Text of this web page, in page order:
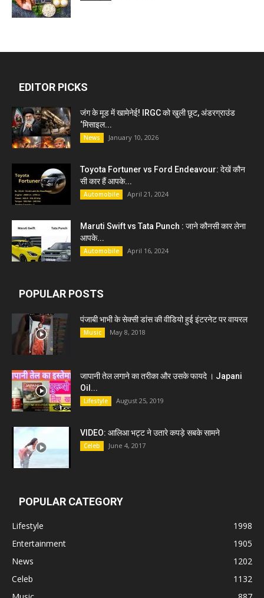
EDITOR PICKS
जंग के मूड में खामेनेई! IRGC को खुली छूट, अंडरग्राउंड
‘मिसाइल...
News January 10, 2026
Toyota Fortuner vs Ford Endeavour: देखें कौन
सी कार हैं आपके...
Automobile April 21, 2024
Maruti Swift vs Tata Punch : जाने कौनसी कार लेना
आपके...
Automobile April 16, 2024
POPULAR POSTS
पंजाबी भाभी के सेक्सी डांस की वीडियो हुई इंटरनेट पर वायरल
Music May 8, 2018
जापानी तेल लगाने का तरीका और उसके फायदे । Japani
Oil...
Lifestyle August 25, 2019
VIDEO: आलिआ भट्ट ने उतारे कपड़े सबके सामने
Celeb June 4, 2017
POPULAR CATEGORY
Lifestyle
1998
Entertainment
1905
News
1202
Celeb
1132